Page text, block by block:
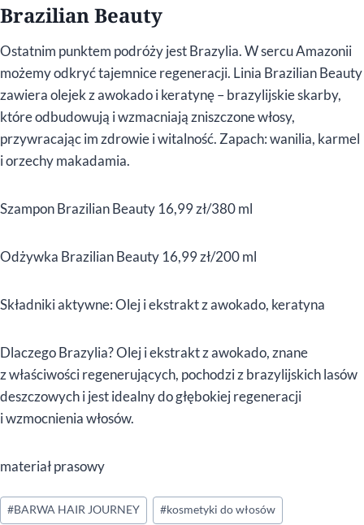
Brazilian Beauty
Ostatnim punktem podróży jest Brazylia. W sercu Amazonii
możemy odkryć tajemnice regeneracji. Linia Brazilian Beauty
zawiera olejek z awokado i keratynę – brazylijskie skarby,
które odbudowują i wzmacniają zniszczone włosy,
przywracając im zdrowie i witalność. Zapach: wanilia, karmel
i orzechy makadamia.
Szampon Brazilian Beauty 16,99 zł/380 ml
Odżywka Brazilian Beauty 16,99 zł/200 ml
Składniki aktywne: Olej i ekstrakt z awokado, keratyna
Dlaczego Brazylia? Olej i ekstrakt z awokado, znane
z właściwości regenerujących, pochodzi z brazylijskich lasów
deszczowych i jest idealny do głębokiej regeneracji
i wzmocnienia włosów.
materiał prasowy
Tagi
#BARWA HAIR JOURNEY #kosmetyki do włosów